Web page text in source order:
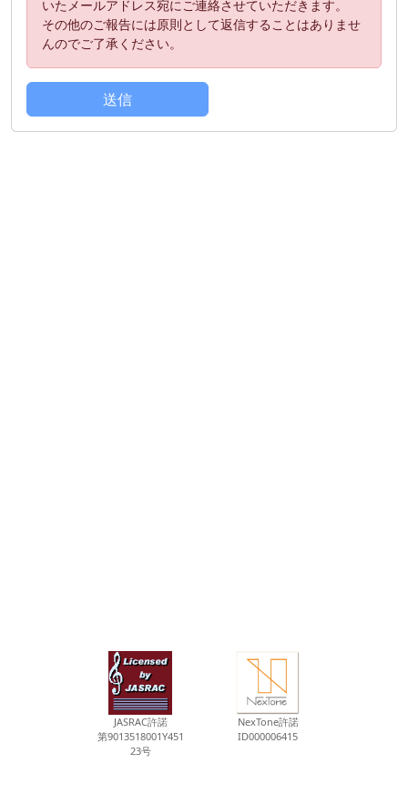
いたメールアドレス宛にご連絡させていただきます。
その他のご報告には原則として返信することはありませ
んのでご了承ください。
JASRAC許諾
第9013518001Y451
23号
NexTone許諾
ID000006415